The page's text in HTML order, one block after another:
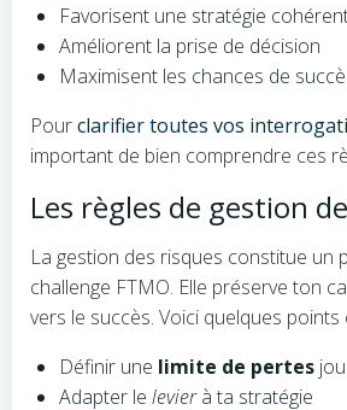
Favorisent une stratégie
Améliorent la prise de décision
Maximisent les chances de
Pourclarifier toutes vos
important de bien comprendre ces
Les règles de gestion
La gestion des risques constitue un
challenge FTMO. Elle préserve ton
vers le succès. Voici quelques points
Définir une limite de pertes
Adapter le levierà ta stratégie